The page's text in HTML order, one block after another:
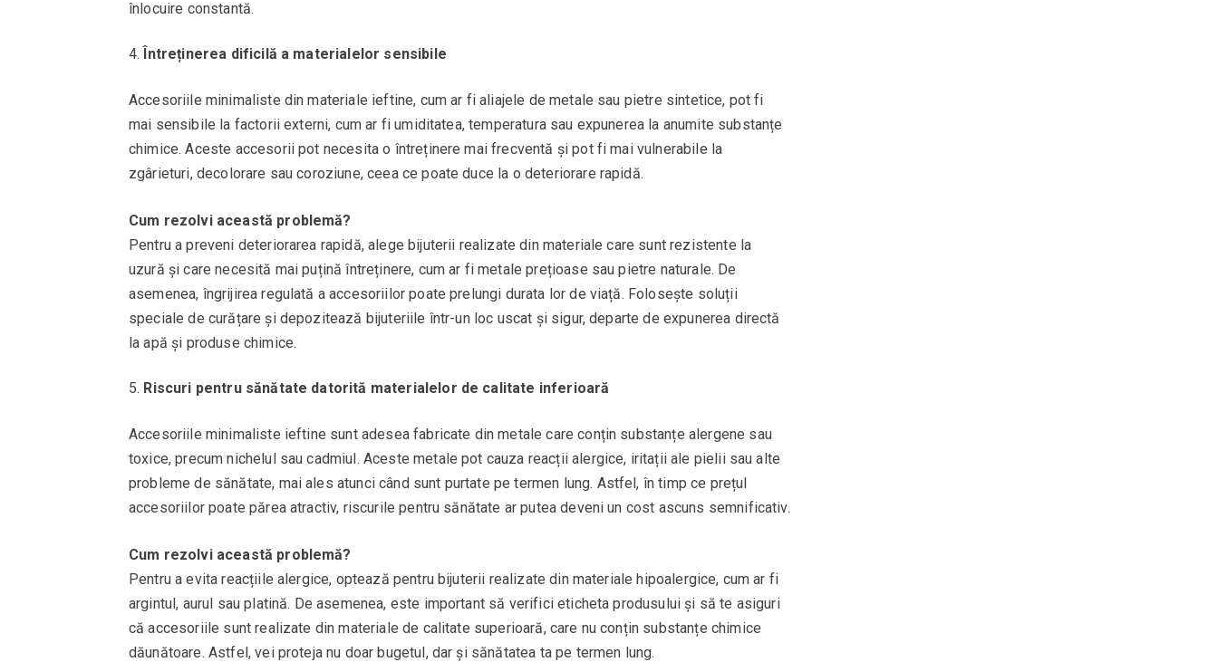
înlocuire constantă.
Întreținerea dificilă a materialelor sensibile
Accesoriile minimaliste din materiale ieftine, cum ar fi aliajele de metale sau pietre sintetice, pot fi
mai sensibile la factorii externi, cum ar fi umiditatea, temperatura sau expunerea la anumite substanțe
chimice. Aceste accesorii pot necesita o întreținere mai frecventă și pot fi mai vulnerabile la
zgârieturi, decolorare sau coroziune, ceea ce poate duce la o deteriorare rapidă.
Cum rezolvi această problemă?
Pentru a preveni deteriorarea rapidă, alege bijuterii realizate din materiale care sunt rezistente la
uzură și care necesită mai puțină întreținere, cum ar fi metale prețioase sau pietre naturale. De
asemenea, îngrijirea regulată a accesoriilor poate prelungi durata lor de viață. Folosește soluții
speciale de curățare și depozitează bijuteriile într-un loc uscat și sigur, departe de expunerea directă
la apă și produse chimice.
Riscuri pentru sănătate datorită materialelor de calitate inferioară
Accesoriile minimaliste ieftine sunt adesea fabricate din metale care conțin substanțe alergene sau
toxice, precum nichelul sau cadmiul. Aceste metale pot cauza reacții alergice, iritații ale pielii sau alte
probleme de sănătate, mai ales atunci când sunt purtate pe termen lung. Astfel, în timp ce prețul
accesoriilor poate părea atractiv, riscurile pentru sănătate ar putea deveni un cost ascuns semnificativ.
Cum rezolvi această problemă?
Pentru a evita reacțiile alergice, optează pentru bijuterii realizate din materiale hipoalergice, cum ar fi
argintul, aurul sau platină. De asemenea, este important să verifici eticheta produsului și să te asiguri
că accesoriile sunt realizate din materiale de calitate superioară, care nu conțin substanțe chimice
dăunătoare. Astfel, vei proteja nu doar bugetul, dar și sănătatea ta pe termen lung.